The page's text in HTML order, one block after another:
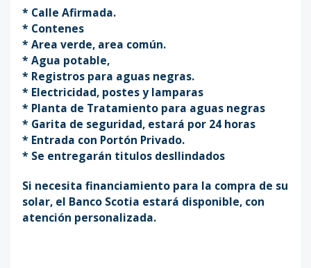
* Calle Afirmada.
* Contenes
* Area verde, area común.
* Agua potable,
* Registros para aguas negras.
* Electricidad, postes y lamparas
* Planta de Tratamiento para aguas negras
* Garita de seguridad, estará por 24 horas
* Entrada con Portón Privado.
* Se entregarán titulos desllindados
Si necesita financiamiento para la compra de su
solar, el Banco Scotia estará disponible, con
atención personalizada.